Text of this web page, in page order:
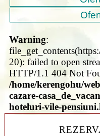
Warning:
20): failed to open
HTTP/1.1 404 Not
/home/kerengohu/
cazare-
hoteluri-vile-